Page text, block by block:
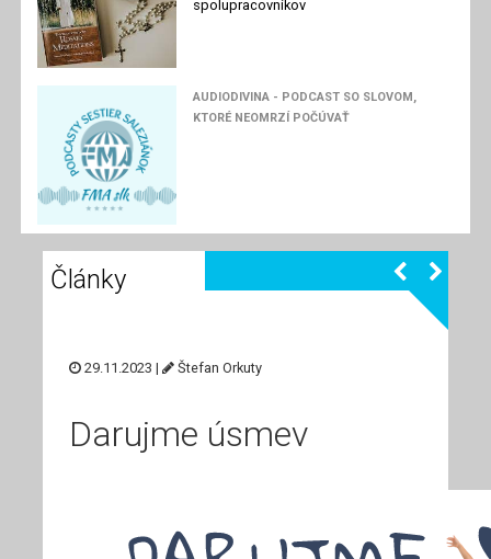
spolupracovníkov
AUDIODIVINA - PODCAST SO SLOVOM,
KTORÉ NEOMRZÍ POČÚVAŤ
Články
29.11.2023 | Štefan Orkuty
Darujme úsmev